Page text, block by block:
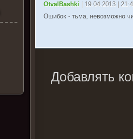
OtvalBashki | 19.04.2013 |
Ошибок - тьма, невозможно
Добавлять